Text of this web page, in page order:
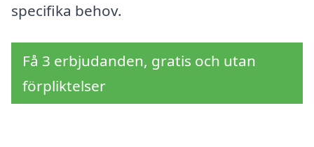
specifika behov.
Få 3 erbjudanden, gratis och utan
förpliktelser